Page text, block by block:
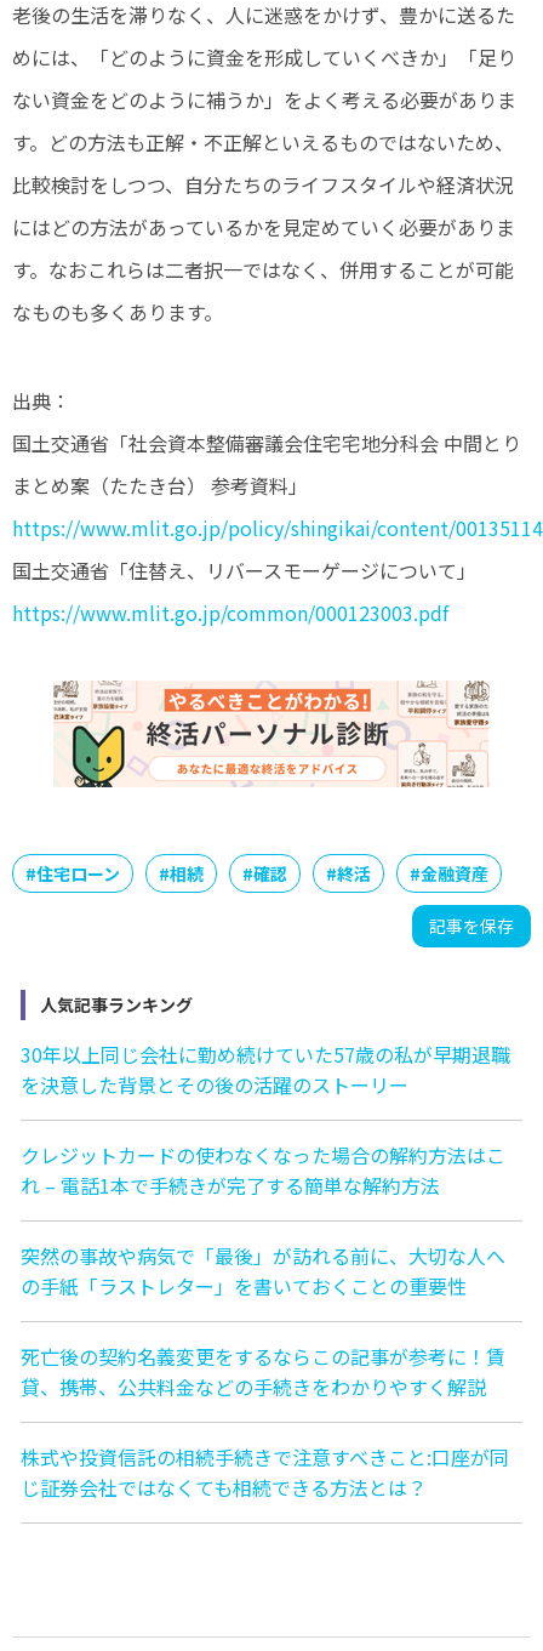
老後の生活を滞りなく、人に迷惑をかけず、豊かに送るた
めには、「どのように資金を形成していくべきか」「足り
ない資金をどのように補うか」をよく考える必要がありま
す。どの方法も正解・不正解といえるものではないため、
比較検討をしつつ、自分たちのライフスタイルや経済状況
にはどの方法があっているかを見定めていく必要がありま
す。なおこれらは二者択一ではなく、併用することが可能
なものも多くあります。
出典：
国土交通省「社会資本整備審議会住宅宅地分科会 中間とり
まとめ案（たたき台） 参考資料」
https://www.mlit.go.jp/policy/shingikai/content/
国土交通省「住替え、リバースモーゲージについて」
https://www.mlit.go.jp/common/000123003.pdf
#住宅ローン #相続 #確認 #終活 #金融資産
記事を保存
人気記事ランキング
30年以上同じ会社に勤め続けていた57歳の私が早期退職
を決意した背景とその後の活躍のストーリー
クレジットカードの使わなくなった場合の解約方法はこ
れ – 電話1本で手続きが完了する簡単な解約方法
突然の事故や病気で「最後」が訪れる前に、大切な人へ
の手紙「ラストレター」を書いておくことの重要性
死亡後の契約名義変更をするならこの記事が参考に！賃
貸、携帯、公共料金などの手続きをわかりやすく解説
株式や投資信託の相続手続きで注意すべきこと:口座が同
じ証券会社ではなくても相続できる方法とは？